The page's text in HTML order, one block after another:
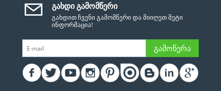
ᲒᲐᲮᲓᲘ ᲒᲐᲛᲝᲛᲬᲔᲠᲘ
გახდით ჩვენი გამომწერი და მიიღეთ მეტი
ინფორმაცია!
ᲒᲐᲛᲝᲬᲔᲠᲐ